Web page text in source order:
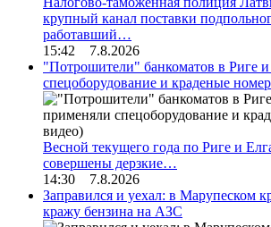
крупный канал поставки
работавший…
15:42 7.8.2026
"Потрошители" банкоматов в Риге
спецоборудование и краденые
Весной текущего года по Риге и
совершены дерзкие…
14:30 7.8.2026
Заправился и уехал: в Марупеском
кражу бензина на АЗС